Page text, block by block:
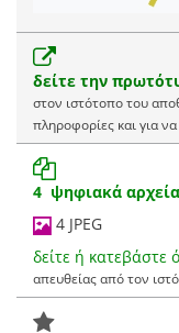
δείτε την
στον ιστότοπο του
πληροφορίες και για
4 ψηφιακά αρχεία
4 JPEG
δείτε ή κατεβάστε
απευθείας από τον